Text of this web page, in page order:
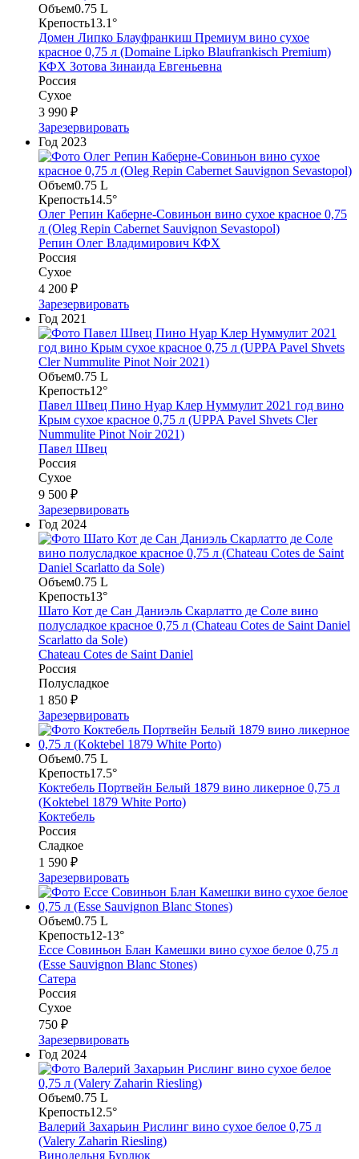
Объем0.75 L
Крепость13.1°
Домен Липко Блауфранкиш Премиум вино сухое
красное 0,75 л (Domaine Lipko Blaufrankisch Premium)
КФХ Зотова Зинаида Евгеньевна
Россия
Сухое
3 990 ₽
Зарезервировать
Год 2023
Объем0.75 L
Крепость14.5°
Олег Репин Каберне-Совиньон вино сухое красное 0,75
л (Oleg Repin Cabernet Sauvignon Sevastopol)
Репин Олег Владимирович КФХ
Россия
Сухое
4 200 ₽
Зарезервировать
Год 2021
Объем0.75 L
Крепость12°
Павел Швец Пино Нуар Клер Нуммулит 2021 год вино
Крым сухое красное 0,75 л (UPPA Pavel Shvets Cler
Nummulite Pinot Noir 2021)
Павел Швец
Россия
Сухое
9 500 ₽
Зарезервировать
Год 2024
Объем0.75 L
Крепость13°
Шато Кот де Сан Даниэль Скарлатто де Соле вино
полусладкое красное 0,75 л (Chateau Cotes de Saint Daniel
Scarlatto da Sole)
Chateau Cotes de Saint Daniel
Россия
Полусладкое
1 850 ₽
Зарезервировать
Объем0.75 L
Крепость17.5°
Коктебель Портвейн Белый 1879 вино ликерное 0,75 л
(Koktebel 1879 White Porto)
Коктебель
Россия
Сладкое
1 590 ₽
Зарезервировать
Объем0.75 L
Крепость12-13°
Ессе Совиньон Блан Камешки вино сухое белое 0,75 л
(Essе Sauvignon Blanc Stones)
Сатера
Россия
Сухое
750 ₽
Зарезервировать
Год 2024
Объем0.75 L
Крепость12.5°
Валерий Захарьин Рислинг вино сухое белое 0,75 л
(Valery Zaharin Riesling)
Винодельня Бурлюк